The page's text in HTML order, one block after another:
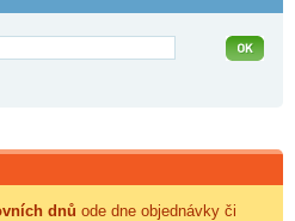
dnů ode dne objednávky či